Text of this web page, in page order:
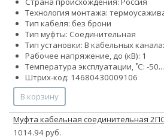
Технология монтажа:
Тип кабеля: без брони
Тип муфты: Соединительная
Тип установки: В кабельных
Рабочее напряжение, до (кВ): 1
Температура эксплуатации, ˚С: -
Штрих-код: 14680430009106
В корзину
Муфта кабельная соединительная
1014.94 руб.